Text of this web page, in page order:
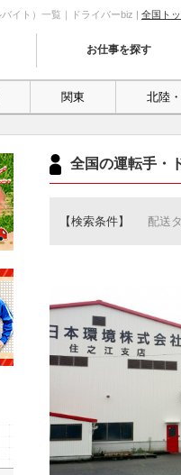
イト）一覧｜ドライバーbiz | 全国ト
お仕事を探す
関東 北陸
全国の運転手・
【検索条件】 配送